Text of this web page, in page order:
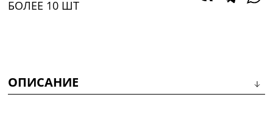
БОЛЕЕ 10 ШТ
ОПИСАНИЕ